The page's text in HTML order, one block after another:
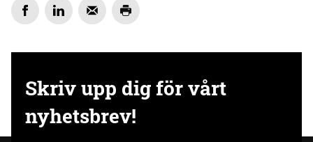
Skriv upp dig för vårt
nyhetsbrev!